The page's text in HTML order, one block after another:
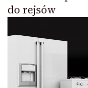
do rejsów